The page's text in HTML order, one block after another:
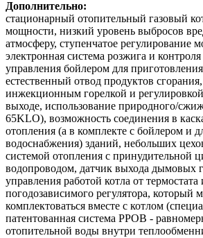
Дополнительно:
стационарный отопительный газовый
мощности, низкий уровень выбросов
атмосферу, ступенчатое регулирование
электронная система розжига и
управления бойлером для
естественный отвод продуктов
инжекционным горелкой и
выходе, использование природного/
65KLO), возможность соединения в
отопления (а в комплекте с бойлером и
водоснабжения) зданий, небольших
системой отопления с принудительной
водопроводом, датчик выхода дымовых
управления работой котла от термостата
погодозависимого регулятора, который
комплектоваться вместе с котлом
патентованная система РРОВ -
отопительной воды внутри